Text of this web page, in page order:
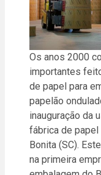
Os anos 2000
importantes
de papel para
papelão
inauguração da
fábrica de papel
Bonita (SC).
na primeira